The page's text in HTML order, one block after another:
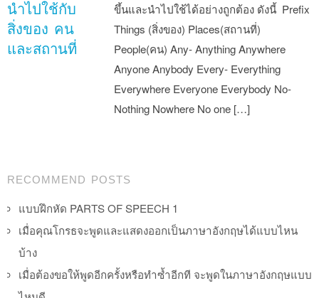
นำไปใช้กับ
สิ่งของ คน
และสถานที่
ขึ้นและนำไปใช้ได้อย่างถูกต้อง ดังนี้ Prefix
Things (สิ่งของ) Places(สถานที่)
People(คน) Any- Anything Anywhere
Anyone Anybody Every- Everything
Everywhere Everyone Everybody No-
Nothing Nowhere No one […]
Post navigation
RECOMMEND POSTS
แบบฝึกหัด PARTS OF SPEECH 1
เมื่อคุณโกรธจะพูดและแสดงออกเป็นภาษาอังกฤษได้แบบไหน
บ้าง
เมื่อต้องขอให้พูดอีกครั้งหรือทำซ้ำอีกที จะพูดในภาษาอังกฤษแบบ